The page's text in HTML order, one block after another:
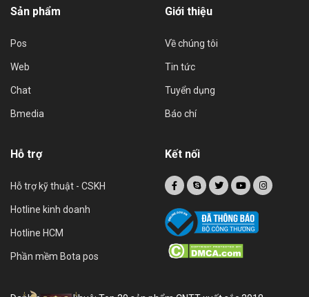
Sản phẩm
Pos
Web
Chat
Bmedia
Giới thiệu
Về chúng tôi
Tin tức
Tuyển dụng
Báo chí
Hỗ trợ
Hỗ trợ kỹ thuật - CSKH
Hotline kinh doanh
Hotline HCM
Phần mềm Bota pos
Kết nối